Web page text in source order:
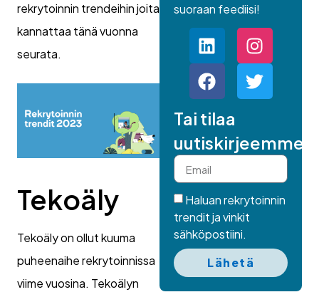
rekrytoinnin trendeihin joita
kannattaa tänä vuonna
seurata.
Tekoäly
Tekoäly on ollut kuuma
puheenaihe rekrytoinnissa
viime vuosina. Tekoälyn
suoraan feediisi!
Tai tilaa
uutiskirjeemme.
Haluan rekrytoinnin
trendit ja vinkit
sähköpostiini.
Lähetä